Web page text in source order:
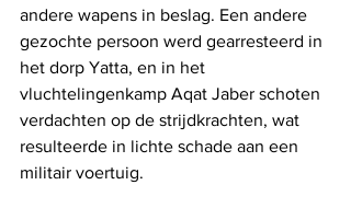
andere wapens in beslag. Een andere
gezochte persoon werd gearresteerd in
het dorp Yatta, en in het
vluchtelingenkamp Aqat Jaber schoten
verdachten op de strijdkrachten, wat
resulteerde in lichte schade aan een
militair voertuig.